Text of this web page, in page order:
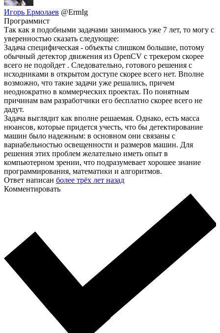
Игорь Ермолаев @ErmIg
Программист
Так как я подобными задачами занимаюсь уже 7 лет, то могу с
уверенностью сказать следующее:
Задача специфическая - объекты слишком большие, потому
обычный детектор движения из OpenCV с трекером скорее
всего не подойдет . Следовательно, готового решения с
исходниками в открытом доступе скорее всего нет. Вполне
возможно, что такие задачи уже решались, причем
неоднократно в коммерческих проектах. По понятным
причинам вам разработчики его бесплатно скорее всего не
дадут.
Задача выглядит как вполне решаемая. Однако, есть масса
нюансов, которые придется учесть, что бы детектирование
машин было надежным: в основном они связаны с
вариабельностью освещенности и размеров машин. Для
решения этих проблем желательно иметь опыт в
компьютерном зрении, что подразумевает хорошее знание
программирования, математики и алгоритмов.
Ответ написан более трёх лет назад
Комментировать